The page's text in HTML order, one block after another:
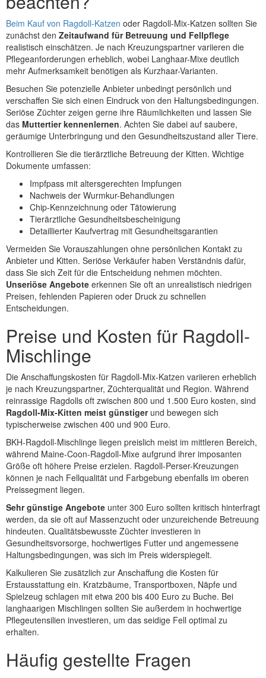
Beim Kauf von Ragdoll-Katzen oder Ragdoll-Mix-Katzen sollten Sie
zunächst den Zeitaufwand für Betreuung und Fellpflege
realistisch einschätzen. Je nach Kreuzungspartner variieren die
Pflegeanforderungen erheblich, wobei Langhaar-Mixe deutlich
mehr Aufmerksamkeit benötigen als Kurzhaar-Varianten.
Besuchen Sie potenzielle Anbieter unbedingt persönlich und
verschaffen Sie sich einen Eindruck von den Haltungsbedingungen.
Seriöse Züchter zeigen gerne ihre Räumlichkeiten und lassen Sie
das Muttertier kennenlernen. Achten Sie dabei auf saubere,
geräumige Unterbringung und den Gesundheitszustand aller Tiere.
Kontrollieren Sie die tierärztliche Betreuung der Kitten. Wichtige
Dokumente umfassen:
Impfpass mit altersgerechten Impfungen
Nachweis der Wurmkur-Behandlungen
Chip-Kennzeichnung oder Tätowierung
Tierärztliche Gesundheitsbescheinigung
Detaillierter Kaufvertrag mit Gesundheitsgarantien
Vermeiden Sie Vorauszahlungen ohne persönlichen Kontakt zu
Anbieter und Kitten. Seriöse Verkäufer haben Verständnis dafür,
dass Sie sich Zeit für die Entscheidung nehmen möchten.
Unseriöse Angebote erkennen Sie oft an unrealistisch niedrigen
Preisen, fehlenden Papieren oder Druck zu schnellen
Entscheidungen.
Preise und Kosten für Ragdoll-
Mischlinge
Die Anschaffungskosten für Ragdoll-Mix-Katzen variieren erheblich
je nach Kreuzungspartner, Züchterqualität und Region. Während
reinrassige Ragdolls oft zwischen 800 und 1.500 Euro kosten, sind
Ragdoll-Mix-Kitten meist günstigerund bewegen sich
typischerweise zwischen 400 und 900 Euro.
BKH-Ragdoll-Mischlinge liegen preislich meist im mittleren Bereich,
während Maine-Coon-Ragdoll-Mixe aufgrund ihrer imposanten
Größe oft höhere Preise erzielen. Ragdoll-Perser-Kreuzungen
können je nach Fellqualität und Farbgebung ebenfalls im oberen
Preissegment liegen.
Sehr günstige Angebote unter 300 Euro sollten kritisch hinterfragt
werden, da sie oft auf Massenzucht oder unzureichende Betreuung
hindeuten. Qualitätsbewusste Züchter investieren in
Gesundheitsvorsorge, hochwertiges Futter und angemessene
Haltungsbedingungen, was sich im Preis widerspiegelt.
Kalkulieren Sie zusätzlich zur Anschaffung die Kosten für
Erstausstattung ein. Kratzbäume, Transportboxen, Näpfe und
Spielzeug schlagen mit etwa 200 bis 400 Euro zu Buche. Bei
langhaarigen Mischlingen sollten Sie außerdem in hochwertige
Pflegeutensilien investieren, um das seidige Fell optimal zu
erhalten.
Häufig gestellte Fragen